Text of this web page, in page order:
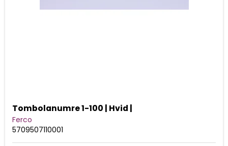
Tombolanumre 1-100 | Hvid |
Ferco
5709507110001